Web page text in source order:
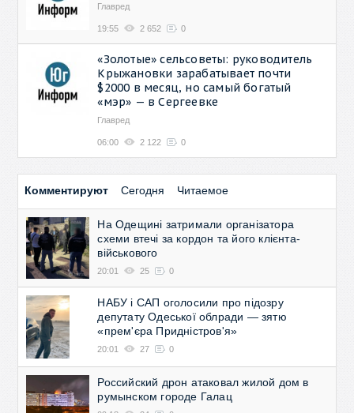
Главред
19:55 2 652 0
«Золотые» сельсоветы: руководитель
Крыжановки зарабатывает почти
$2000 в месяц, но самый богатый
«мэр» — в Сергеевке
Главред
06:00 2 122 0
Комментируют Сегодня Читаемое
На Одещині затримали організатора
схеми втечі за кордон та його клієнта-
військового
20:01 25 0
НАБУ і САП оголосили про підозру
депутату Одеської облради — зятю
«прем'єра Придністров'я»
20:01 27 0
Российский дрон атаковал жилой дом в
румынском городе Галац